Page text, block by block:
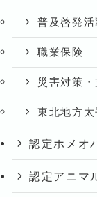
普及啓発活
職業保険
災害対策・
東北地方
認定ホメオ
認定アニマ